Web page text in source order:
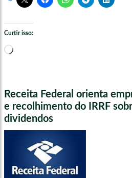
Curtir isso:
Carregando...
Receita Federal orienta
e recolhimento do IRRF
dividendos